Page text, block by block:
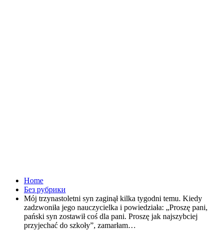
Home
Без рубрики
Mój trzynastoletni syn zaginął kilka tygodni temu. Kiedy
zadzwoniła jego nauczycielka i powiedziała: „Proszę pani,
pański syn zostawił coś dla pani. Proszę jak najszybciej
przyjechać do szkoły”, zamarłam…